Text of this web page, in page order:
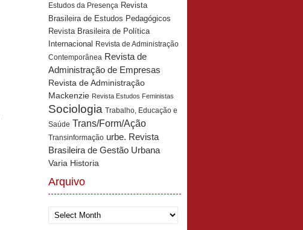
Estudos da Presença Revista
Brasileira de Estudos Pedagógicos
Revista Brasileira de Política
Internacional Revista de Administração
Contemporânea Revista de
Administração de Empresas
Revista de Administração
Mackenzie Revista Estudos Feministas
Sociologia Trabalho, Educação e
Saúde Trans/Form/Ação
Transinformação urbe. Revista
Brasileira de Gestão Urbana
Varia Historia
Arquivo
Arquivo